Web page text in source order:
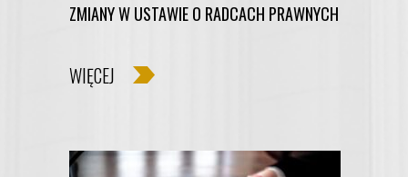
ZMIANY W USTAWIE O RADCACH PRAWNYCH
WIĘCEJ